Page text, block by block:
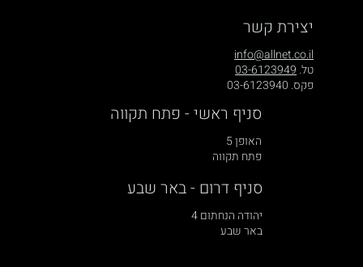
info@allnet.co.il
טל. 03-6123949
פקס. 03-6123940
יצירת קשר
האופן 5
פתח תקווה
סניף ראשי - פתח תקווה
יהודה הנחתום 4
באר שבע
סניף דרום - באר שבע